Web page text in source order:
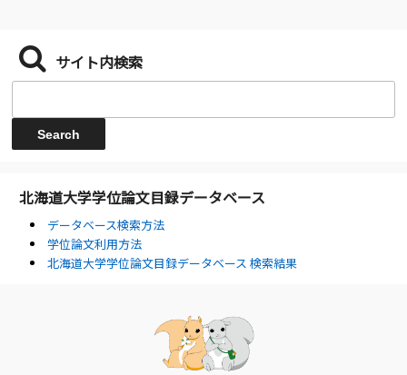
サイト内検索
北海道大学学位論文目録データベース
データベース検索方法
学位論文利用方法
北海道大学学位論文目録データベース 検索結果